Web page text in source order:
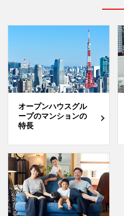
オープンハウスグル
ープのマンションの
特長